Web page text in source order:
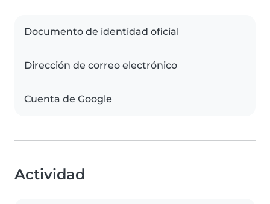
Documento de identidad oficial
Dirección de correo electrónico
Cuenta de Google
Actividad